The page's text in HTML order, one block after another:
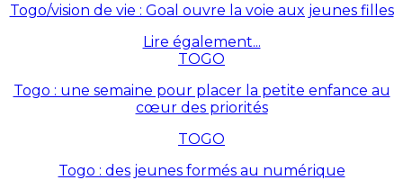
Togo/vision de vie : Goal ouvre la voie aux jeunes filles
Lire également...
TOGO
Togo : une semaine pour placer la petite enfance au
cœur des priorités
TOGO
Togo : des jeunes formés au numérique